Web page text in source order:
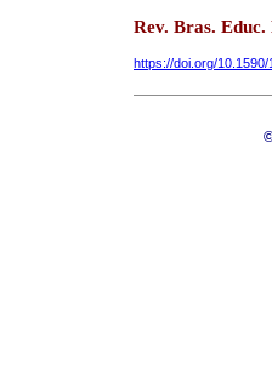
Rev. Bras.
https://doi.org/